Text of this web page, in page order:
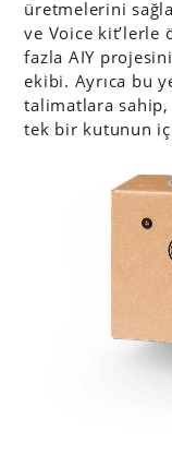
üretmelerini
ve Voice kit’lerle
fazla AIY
ekibi. Ayrıca bu
talimatlara sahip,
tek bir kutunun